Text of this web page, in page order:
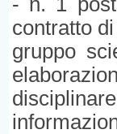
contratto
gruppo